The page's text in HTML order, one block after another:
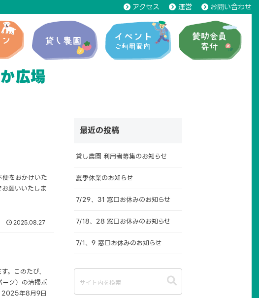
アクセス 運営 お問い合わせ
広場
をおかけいた
願いいたしま
2025.08.27
。このたび、
ク）の清掃ボ
2025年8月9日
最近の投稿
貸し農園 利用者募集のお知らせ
夏季休業のお知らせ
7/29、31 窓口お休みのお知らせ
7/18、28 窓口お休みのお知らせ
7/1、9 窓口お休みのお知らせ